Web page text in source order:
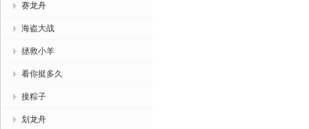
赛龙舟
海盗大战
拯救小羊
看你挺多久
接粽子
划龙舟